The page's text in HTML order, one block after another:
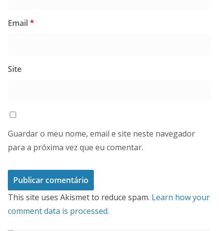
Email*
Site
Guardar o meu nome, email e site neste navegador
para a próxima vez que eu comentar.
This site uses Akismet to reduce spam. Learn how your
comment data is processed.